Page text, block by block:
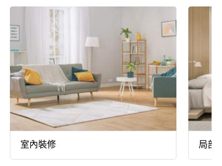
室內裝修 局部